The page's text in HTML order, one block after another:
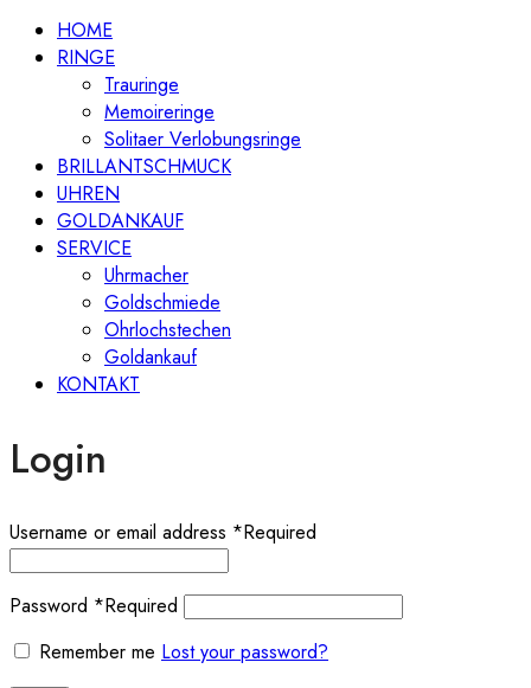
HOME
RINGE
Trauringe
Memoireringe
Solitaer Verlobungsringe
BRILLANTSCHMUCK
UHREN
GOLDANKAUF
SERVICE
Uhrmacher
Goldschmiede
Ohrlochstechen
Goldankauf
KONTAKT
Login
Username or email address *Required
Password *Required
Remember me Lost your password?